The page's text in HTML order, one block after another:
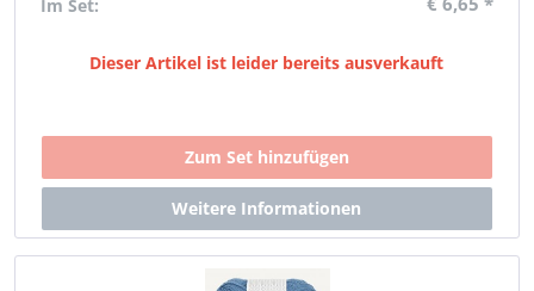
Im Set:
Dieser Artikel ist leider bereits ausverkauft